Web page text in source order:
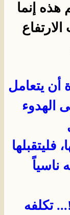
هذه إنما
أن يتعامل
الهدوء
فليتقبلها
ناسياً
تكلفه